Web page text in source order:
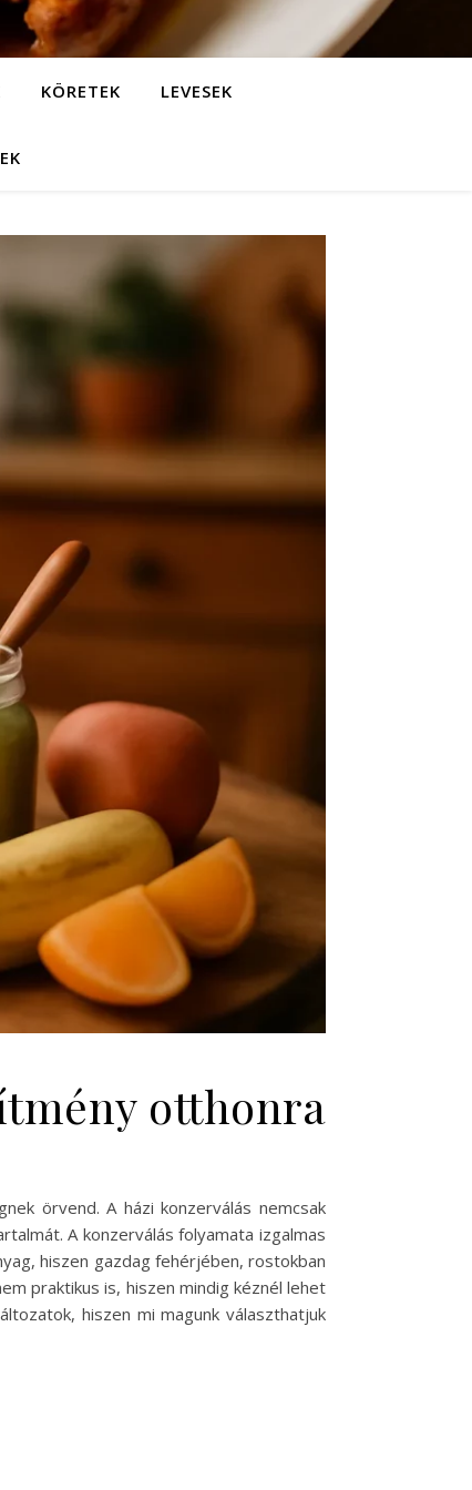
KÖRETEK LEVESEK
otthonra
örvend. A házi konzerválás nemcsak
A konzerválás folyamata izgalmas
hiszen gazdag fehérjében, rostokban
praktikus is, hiszen mindig kéznél lehet
hiszen mi magunk választhatjuk